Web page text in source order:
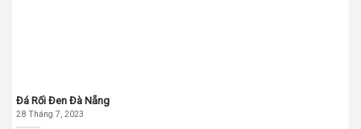
Đá Rối Đen Đà Nẵng
28 Tháng 7, 2023